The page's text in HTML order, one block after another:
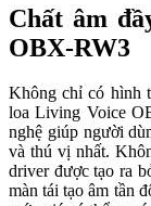
Chất âm
OBX-RW3
Không chỉ có hình
loa Living Voice
nghệ giúp người
và thú vị nhất.
driver được tạo ra
màn tái tạo âm tần